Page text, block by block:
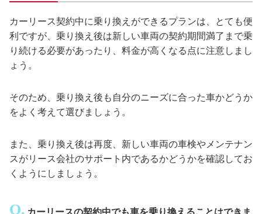
カーリース契約中に乗り換えができるプランは、とても便
利ですが、乗り換え後は新しい車両の契約期間満了まで乗
り続ける必要があったり、料金が高くなる点に注意しまし
ょう。
そのため、乗り換え後も自分のニーズに合った車かどうか
をよく考えて選びましょう。
また、乗り換え後は再度、新しい車両の車検やメンテナン
スがリース会社のサポート内であるかどうかを確認してお
くようにしましょう。